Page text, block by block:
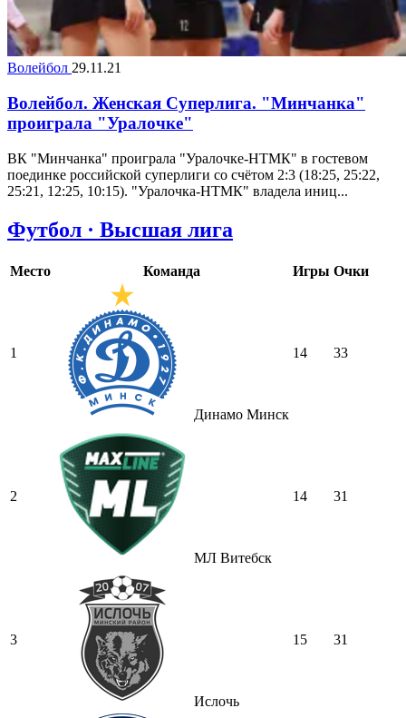
Волейбол 29.11.21
Волейбол. Женская Суперлига. "Минчанка"
проиграла "Уралочке"
ВК "Минчанка" проиграла "Уралочке-НТМК" в гостевом
поединке российской суперлиги со счётом 2:3 (18:25, 25:22,
25:21, 12:25, 10:15). "Уралочка-НТМК" владела иниц...
Футбол · Высшая лига
Место Команда Игры Очки
1
Динамо Минск
14 33
2
МЛ Витебск
14 31
3
Ислочь
15 31